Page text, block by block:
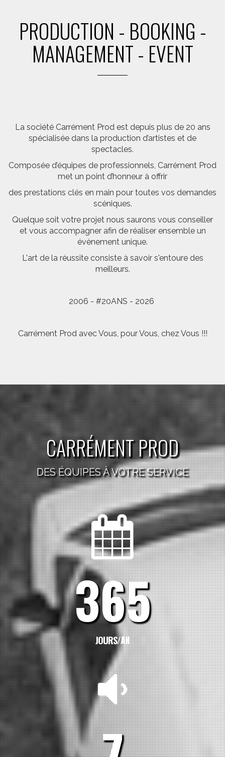
PRODUCTION - BOOKING -
MANAGEMENT - EVENT
La société Carrément Prod est depuis plus de 20 ans
spécialisée dans la production d’artistes et de
spectacles.
Composée d’équipes de professionnels, Carrément Prod
met un point d’honneur à offrir
des prestations clés en main pour toutes vos demandes
scéniques.
Quelque soit votre projet nous saurons vous conseiller
et vous accompagner afin de réaliser ensemble un
évènement unique.
L'art de la réussite consiste à savoir s'entoure des
meilleurs.
2006 - #20ANS - 2026
Carrément Prod avec Vous, pour Vous, chez Vous !!!
CARRÉMENT PROD
DES ÉQUIPES À VOTRE SERVICE
365
JOURS/AN